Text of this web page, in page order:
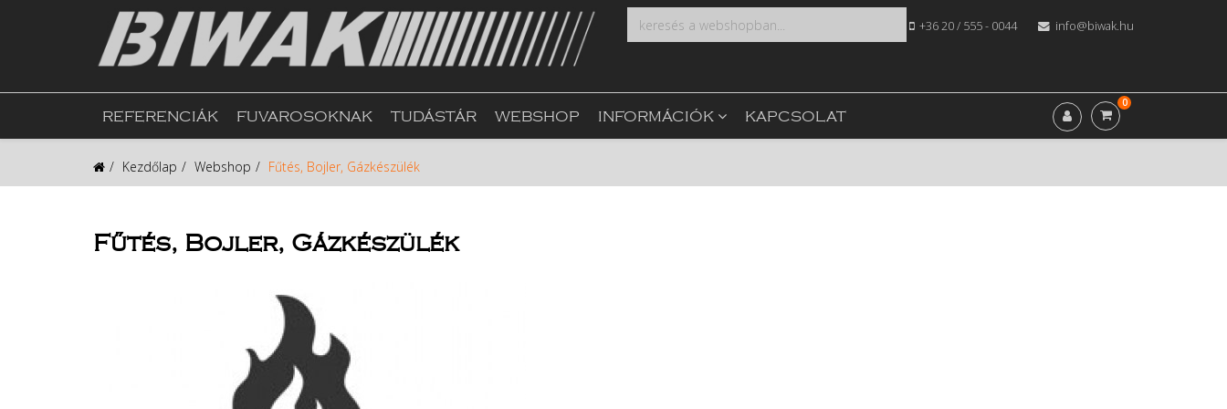
+36 20 / 555 - 0044 info@biwak.hu
0
REFERENCIÁK FUVAROSOKNAK TUDÁSTÁR WEBSHOP INFORMÁCIÓK KAPCSOLAT
Kezdőlap Webshop Fűtés, Bojler, Gázkészülék
Fűtés, Bojler, Gázkészülék